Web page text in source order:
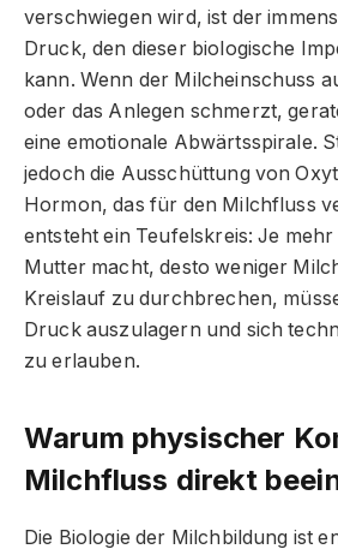
verschwiegen wird, ist der
Druck, den dieser biologische
kann. Wenn der Milcheinschuss
oder das Anlegen schmerzt,
eine emotionale Abwärtsspirale.
jedoch die Ausschüttung von
Hormon, das für den Milchfluss
entsteht ein Teufelskreis: Je mehr
Mutter macht, desto weniger
Kreislauf zu durchbrechen,
Druck auszulagern und sich
zu erlauben.
Warum physischer
Milchfluss direkt
Die Biologie der Milchbildung ist